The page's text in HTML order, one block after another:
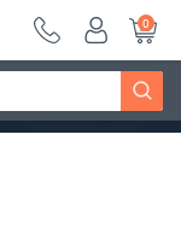
Дізнатись більше
0